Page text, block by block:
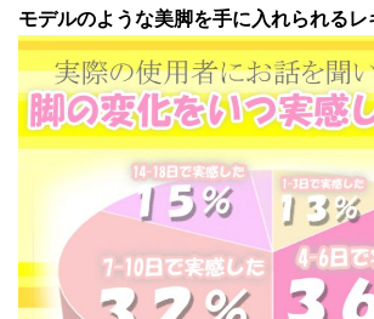
モデルのような美脚を手に入れられるレ